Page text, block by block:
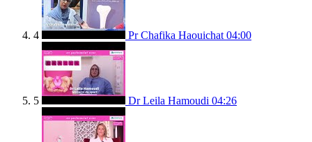
4 Pr Chafika Haouichat 04:00
5 Dr Leila Hamoudi 04:26